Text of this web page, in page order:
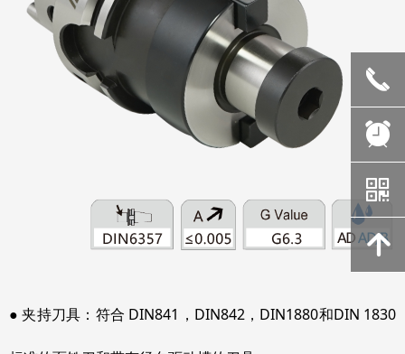
● 夹持刀具：符合 DIN841，DIN842，DIN1880和DIN 1830
끅
뀥
낃
녕